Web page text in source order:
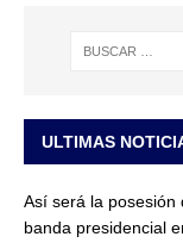
ULTIMAS
Así será la posesión
banda presidencial